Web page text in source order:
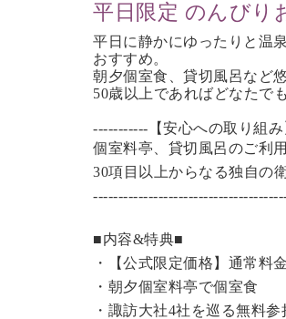
平日限定 のんびり
平日に静かにゆったりと温
おすすめ。
朝夕個室食、貸切風呂など
50歳以上であればどなたで
-----------【安心への取り組
個室料亭、貸切風呂のご利
30項目以上からなる独自の
■内容&特典■
・【公式限定価格】 通常料
・朝夕個室料亭で個室食
・諏訪大社4社を巡る無料参